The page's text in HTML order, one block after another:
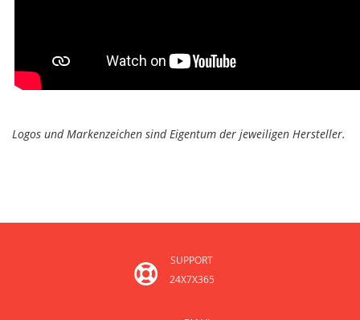
Logos und Markenzeichen sind Eigentum der jeweiligen Hersteller.
SUPPORT
24X7X365